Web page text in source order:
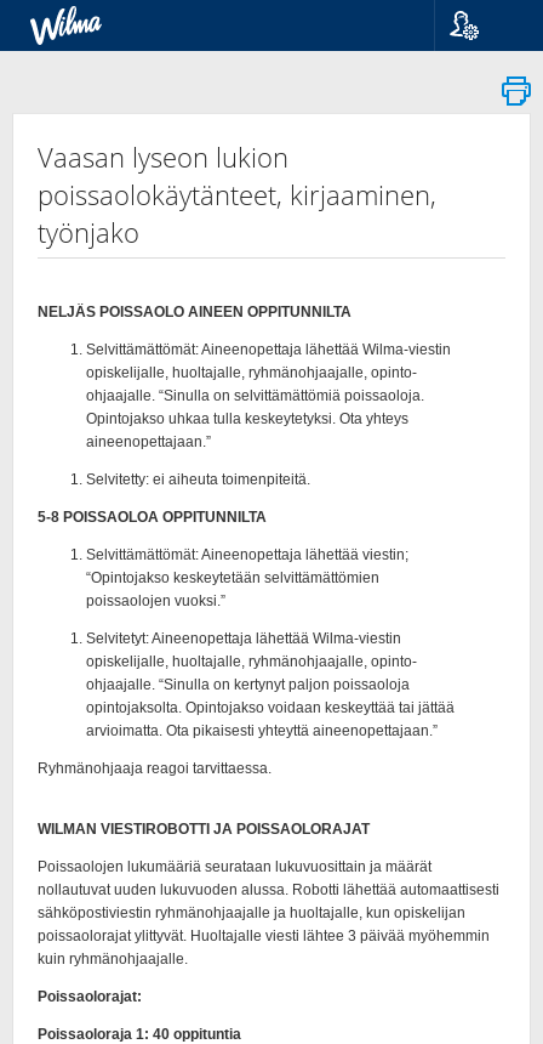
Suomi
Svenska
Vaasan lyseon lukion
poissaolokäytänteet, kirjaaminen,
työnjako